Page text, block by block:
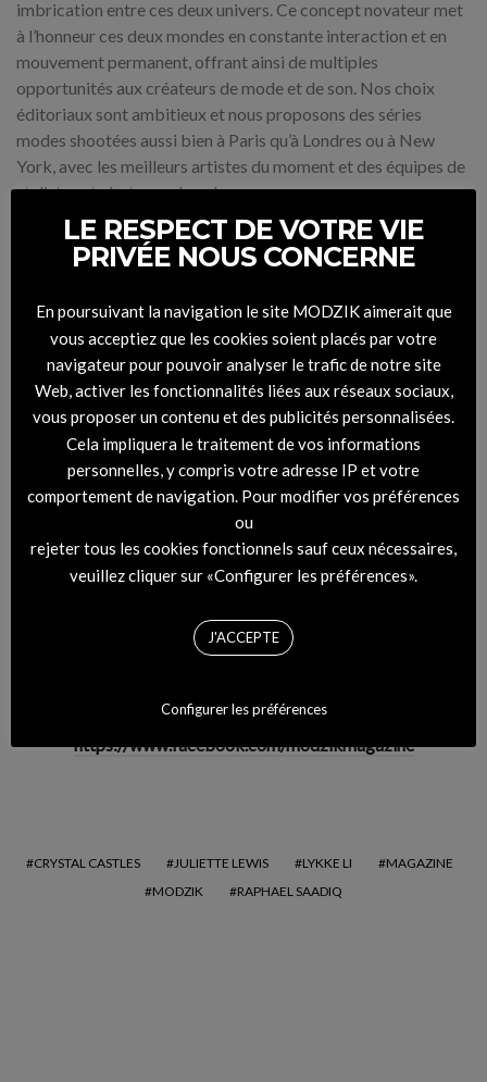
imbrication entre ces deux univers. Ce concept novateur met
à l’honneur ces deux mondes en constante interaction et en
mouvement permanent, offrant ainsi de multiples
opportunités aux créateurs de mode et de son. Nos choix
éditoriaux sont ambitieux et nous proposons des séries
modes shootées aussi bien à Paris qu’à Londres ou à New
York, avec les meilleurs artistes du moment et des équipes de
stylistes et photographes de renom.
20 ans de rencontres
20 ans de découvertes
20 ans de mode
20 ans de coups de coeur
Plus de 100 numéros
300 artistes
Mais en 2021 MODZIK VOIT PLUS
GRAND … à suivre …
https://www.instagram.com/modzik/
https://www.facebook.com/modzikmagazine
CRYSTAL CASTLES JULIETTE LEWIS LYKKE LI
MAGAZINE
MODZIK
RAPHAEL SAADIQ
LE RESPECT DE VOTRE VIE
PRIVÉE NOUS CONCERNE
En poursuivant la navigation le site MODZIK aimerait que
vous acceptiez que les cookies soient placés par votre
navigateur pour pouvoir analyser le trafic de notre site
Web, activer les fonctionnalités liées aux réseaux sociaux,
vous proposer un contenu et des publicités personnalisées.
Cela impliquera le traitement de vos informations
personnelles, y compris votre adresse IP et votre
comportement de navigation. Pour modifier vos préférences
ou
rejeter tous les cookies fonctionnels sauf ceux nécessaires,
veuillez cliquer sur «Configurer les préférences».
J'ACCEPTE
Configurer les préférences